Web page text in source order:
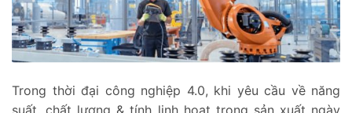
Trong thời đại công nghiệp 4.0, khi yêu cầu về năng
suất, chất lượng & tính linh hoạt trong sản xuất ngày